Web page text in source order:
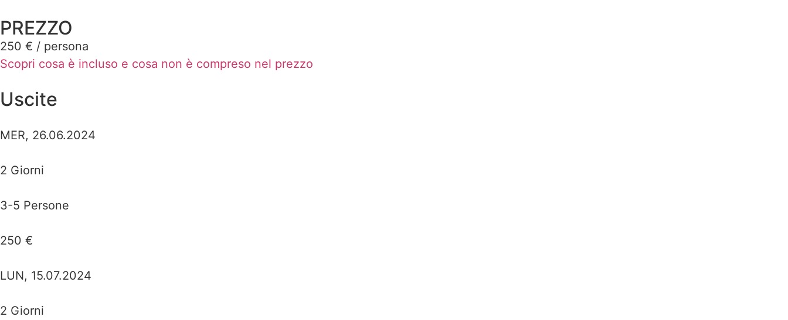
PREZZO
250 € / persona
Scopri cosa è incluso e cosa non è compreso nel prezzo
Uscite
MER, 26.06.2024
2 Giorni
3-5 Persone
250 €
LUN, 15.07.2024
2 Giorni